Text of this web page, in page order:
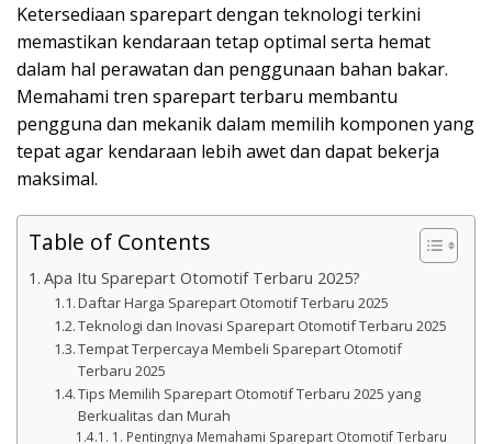
Ketersediaan sparepart dengan teknologi terkini
memastikan kendaraan tetap optimal serta hemat
dalam hal perawatan dan penggunaan bahan bakar.
Memahami tren sparepart terbaru membantu
pengguna dan mekanik dalam memilih komponen yang
tepat agar kendaraan lebih awet dan dapat bekerja
maksimal.
Table of Contents
Apa Itu Sparepart Otomotif Terbaru 2025?
Daftar Harga Sparepart Otomotif Terbaru 2025
Teknologi dan Inovasi Sparepart Otomotif Terbaru 2025
Tempat Terpercaya Membeli Sparepart Otomotif
Terbaru 2025
Tips Memilih Sparepart Otomotif Terbaru 2025 yang
Berkualitas dan Murah
1. Pentingnya Memahami Sparepart Otomotif Terbaru